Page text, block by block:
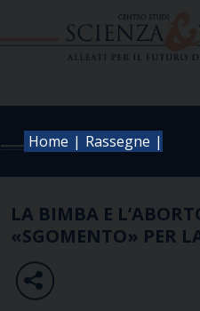
Home | Rassegne |
LA BIMBA E
«SGOMENTO» PER